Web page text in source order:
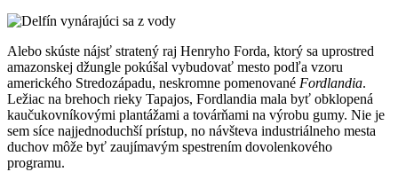
Alebo skúste nájsť stratený raj Henryho Forda, ktorý sa uprostred
amazonskej džungle pokúšal vybudovať mesto podľa vzoru
amerického Stredozápadu, neskromne pomenované Fordlandia.
Ležiac na brehoch rieky Tapajos, Fordlandia mala byť obklopená
kaučukovníkovými plantážami a továrňami na výrobu gumy. Nie je
sem síce najjednoduchší prístup, no návšteva industriálneho mesta
duchov môže byť zaujímavým spestrením dovolenkového
programu.